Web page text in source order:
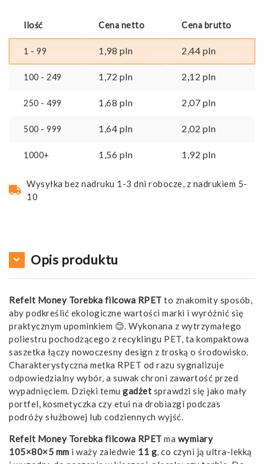
Ilość Cena netto Cena brutto
1 - 99 1,98 pln 2,44 pln
100 - 249 1,72 pln 2,12 pln
250 - 499 1,68 pln 2,07 pln
500 - 999 1,64 pln 2,02 pln
1000+ 1,56 pln 1,92 pln
Wysyłka bez nadruku 1-3 dni robocze, z nadrukiem 5-
10
Opis produktu
Refelt Money Torebka filcowa RPET to znakomity sposób,
aby podkreślić ekologiczne wartości marki i wyróżnić się
praktycznym upominkiem 😊. Wykonana z wytrzymałego
poliestru pochodzącego z recyklingu PET, ta kompaktowa
saszetka łączy nowoczesny design z troską o środowisko.
Charakterystyczna metka RPET od razu sygnalizuje
odpowiedzialny wybór, a suwak chroni zawartość przed
wypadnięciem. Dzięki temu gadżet sprawdzi się jako mały
portfel, kosmetyczka czy etui na drobiazgi podczas
podróży służbowej lub codziennych wyjść.
Refelt Money Torebka filcowa RPET ma wymiary
105×80×5 mm i waży zaledwie 11 g, co czyni ją ultra-lekką